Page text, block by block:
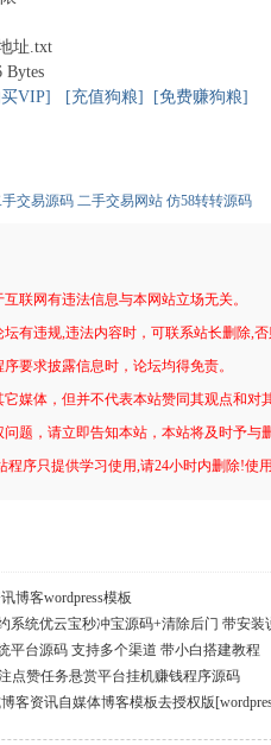
址.txt
Bytes
VIP] [充值狗粮] [免费赚狗粮]
手交易源码 二手交易网站 仿58转转源码
联网有违法信息与本网站立场无关。
有违规,违法内容时，可联系站长删除,否
要求披露信息时，论坛均得免责。
媒体，但并不代表本站赞同其观点和对
题，请立即告知本站，本站将及时予与
程序只提供学习使用,请24小时内删除!使
博客wordpress模板
系统优云宝秒冲宝源码+清除后门 带安装
平台源码 支持多个渠道 带小白搭建教程
点赞任务悬赏平台挂机赚钱程序源码
博客资讯自媒体博客模板去授权版